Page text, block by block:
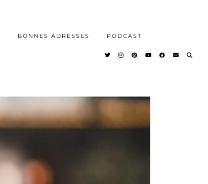
BONNES ADRESSES PODCAST